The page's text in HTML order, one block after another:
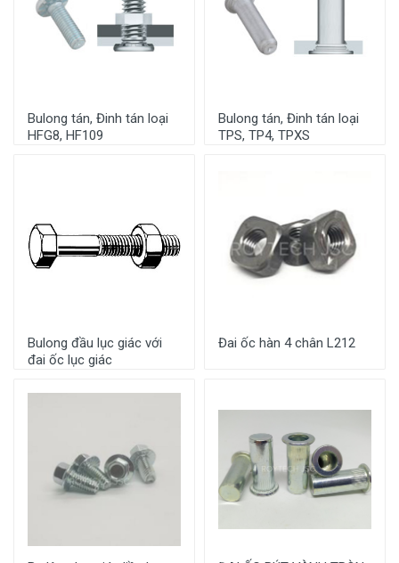
Bulong tán, Đinh tán loại
HFG8, HF109
Bulong tán, Đinh tán loại
TPS, TP4, TPXS
Bulong đầu lục giác với
đai ốc lục giác
Đai ốc hàn 4 chân L212